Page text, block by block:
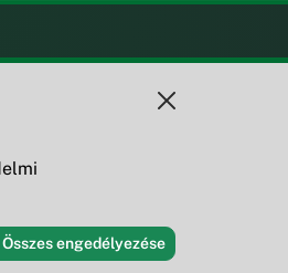
Összes engedélyezése